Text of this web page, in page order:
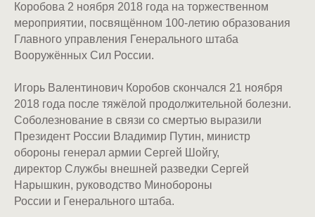
Коробова 2 ноября 2018 года на торжественном
мероприятии, посвящённом 100-летию образования
Главного управления Генерального штаба
Вооружённых Сил России.
Игорь Валентинович Коробов скончался 21 ноября
2018 года после тяжёлой продолжительной болезни.
Соболезнование в связи со смертью выразили
Президент России Владимир Путин, министр
обороны генерал армии Сергей Шойгу,
директор Службы внешней разведки Сергей
Нарышкин, руководство Минобороны
России и Генерального штаба.